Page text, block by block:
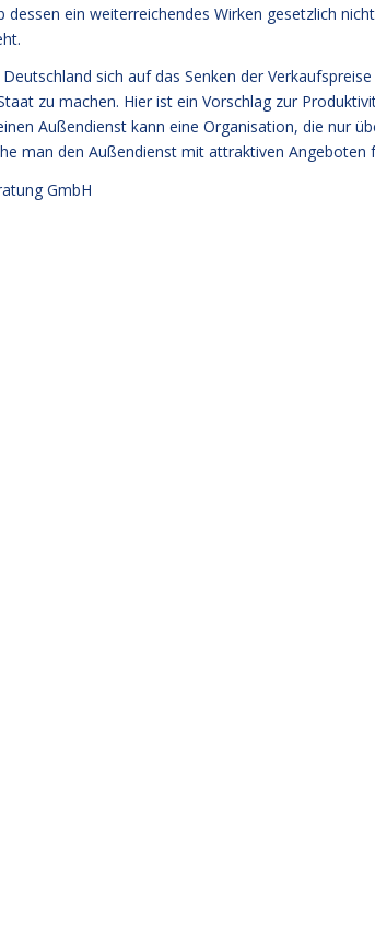
ein weiterreichendes Wirken gesetzlich
sich auf das Senken der
zu machen. Hier ist ein Vorschlag zur
Außendienst kann eine Organisation, die nur
man den Außendienst mit attraktiven Angeboten
GmbH